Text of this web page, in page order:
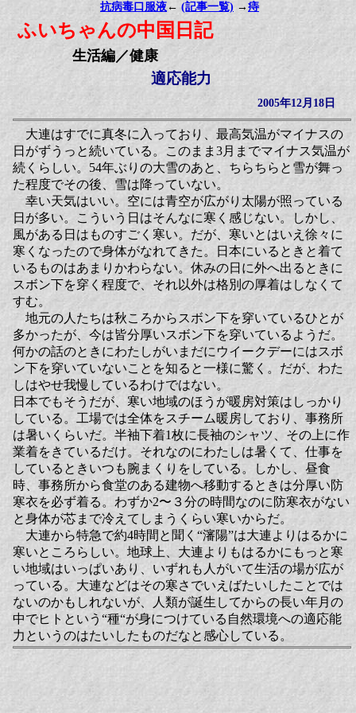
抗病毒口服液 ← (記事一覧) → 痔
ふいちゃんの中国日記
生活編／健康
適応能力
2005年12月18日
大連はすでに真冬に入っており、最高気温がマイナスの
日がずうっと続いている。このまま3月までマイナス気温が
続くらしい。54年ぶりの大雪のあと、ちらちらと雪が舞っ
た程度でその後、雪は降っていない。
幸い天気はいい。空には青空が広がり太陽が照っている
日が多い。こういう日はそんなに寒く感じない。しかし、
風がある日はものすごく寒い。だが、寒いとはいえ徐々に
寒くなったので身体がなれてきた。日本にいるときと着て
いるものはあまりかわらない。休みの日に外へ出るときに
スボン下を穿く程度で、それ以外は格別の厚着はしなくて
すむ。
地元の人たちは秋ころからスボン下を穿いているひとが
多かったが、今は皆分厚いスボン下を穿いているようだ。
何かの話のときにわたしがいまだにウイークデーにはスボ
ン下を穿いていないことを知ると一様に驚く。だが、わた
しはやせ我慢しているわけではない。
日本でもそうだが、寒い地域のほうが暖房対策はしっかり
している。工場では全体をスチーム暖房しており、事務所
は暑いくらいだ。半袖下着1枚に長袖のシャツ、その上に作
業着をきているだけ。それなのにわたしは暑くて、仕事を
しているときいつも腕まくりをしている。しかし、昼食
時、事務所から食堂のある建物へ移動するときは分厚い防
寒衣を必ず着る。わずか2〜３分の時間なのに防寒衣がない
と身体が芯まで冷えてしまうくらい寒いからだ。
大連から特急で約4時間と聞く“瀋陽”は大連よりはるかに
寒いところらしい。地球上、大連よりもはるかにもっと寒
い地域はいっぱいあり、いずれも人がいて生活の場が広が
っている。大連などはその寒さでいえばたいしたことでは
ないのかもしれないが、人類が誕生してからの長い年月の
中でヒトという“種“が身につけている自然環境への適応能
力というのはたいしたものだなと感心している。